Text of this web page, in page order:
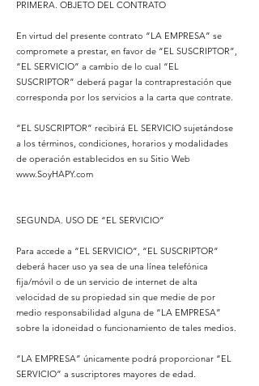
PRIMERA. OBJETO DEL CONTRATO
En virtud del presente contrato “LA EMPRESA” se
compromete a prestar, en favor de “EL SUSCRIPTOR”,
“EL SERVICIO” a cambio de lo cual “EL
SUSCRIPTOR” deberá pagar la contraprestación que
corresponda por los servicios a la carta que contrate.
“EL SUSCRIPTOR” recibirá EL SERVICIO sujetándose
a los términos, condiciones, horarios y modalidades
de operación establecidos en su Sitio Web
www.SoyHAPY.com
SEGUNDA. USO DE “EL SERVICIO”
Para accede a “EL SERVICIO”, “EL SUSCRIPTOR”
deberá hacer uso ya sea de una línea telefónica
fija/móvil o de un servicio de internet de alta
velocidad de su propiedad sin que medie de por
medio responsabilidad alguna de “LA EMPRESA”
sobre la idoneidad o funcionamiento de tales medios.
“LA EMPRESA” únicamente podrá proporcionar “EL
SERVICIO” a suscriptores mayores de edad.